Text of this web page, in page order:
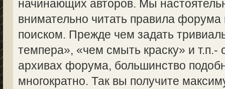
начинающих авторов. Мы
внимательно читать правила форума
поиском. Прежде чем задать
темпера», «чем смыть краску» и т.п.-
архивах форума, большинство
многократно. Так вы получите